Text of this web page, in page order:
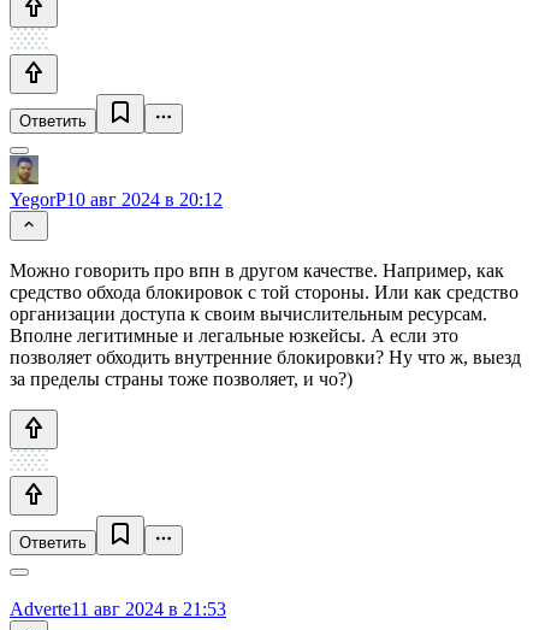
Ответить
YegorP10 авг 2024 в 20:12
Можно говорить про впн в другом качестве. Например, как
средство обхода блокировок с той стороны. Или как средство
организации доступа к своим вычислительным ресурсам.
Вполне легитимные и легальные юзкейсы. А если это
позволяет обходить внутренние блокировки? Ну что ж, выезд
за пределы страны тоже позволяет, и чо?)
Ответить
Adverte11 авг 2024 в 21:53